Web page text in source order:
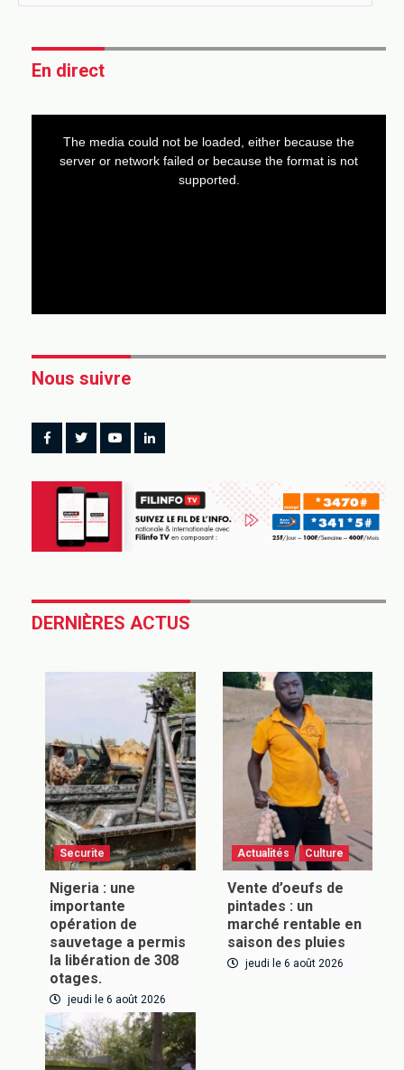
En direct
The media could not be loaded, either because the
server or network failed or because the format is not
supported.
Nous suivre
DERNIÈRES ACTUS
Securite
Nigeria : une
importante
opération de
sauvetage a permis
la libération de 308
otages.
jeudi le 6 août 2026
Actualités Culture
Vente d’oeufs de
pintades : un
marché rentable en
saison des pluies
jeudi le 6 août 2026